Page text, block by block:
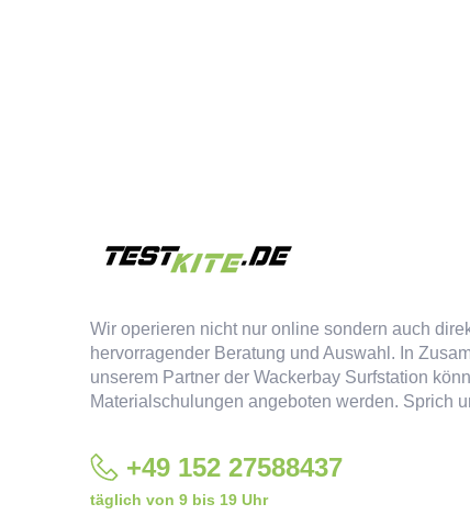
Wir operieren nicht nur online sondern auch
hervorragender Beratung und Auswahl. In
unserem Partner der Wackerbay Surfstation
Materialschulungen angeboten werden. Sprich
+49 152 27588437‬
täglich von 9 bis 19 Uhr